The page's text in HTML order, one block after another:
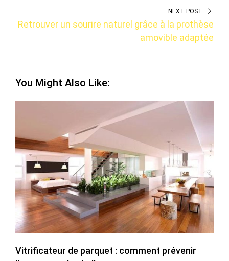
NEXT POST
Retrouver un sourire naturel grâce à la prothèse
amovible adaptée
You Might Also Like:
Vitrificateur de parquet : comment prévenir